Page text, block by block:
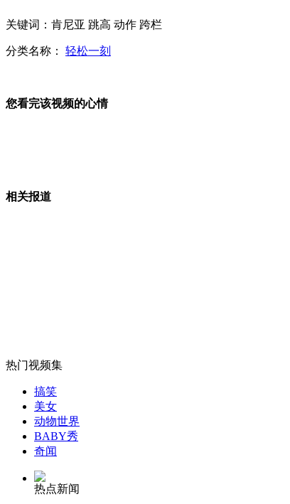
郭美美再晒过万高跟鞋 "51亿余额"被指太扯
女孩北京地铁殴打老人 痛下狠手拳打脚踢
无痛分娩是否安全 医生回应
外交部：反对强权政治霸凌主义
关键词：肯尼亚 跳高 动作 跨栏
分类名称： 轻松一刻
您看完该视频的心情
相关报道
热门视频集
搞笑
美女
动物世界
BABY秀
奇闻
热点新闻